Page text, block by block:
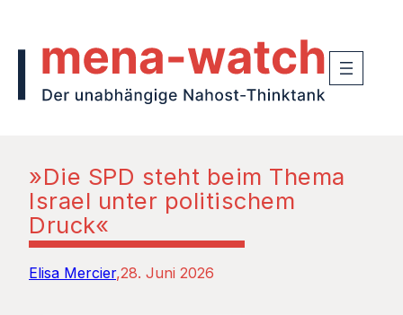
»Die SPD steht beim Thema
Israel unter politischem
Druck«
Elisa Mercier 28. Juni 2026